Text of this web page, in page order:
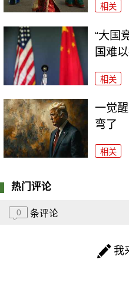
相关
“大国
国难
相关
一觉
弯了
相关
热门评论
0 条评论
我